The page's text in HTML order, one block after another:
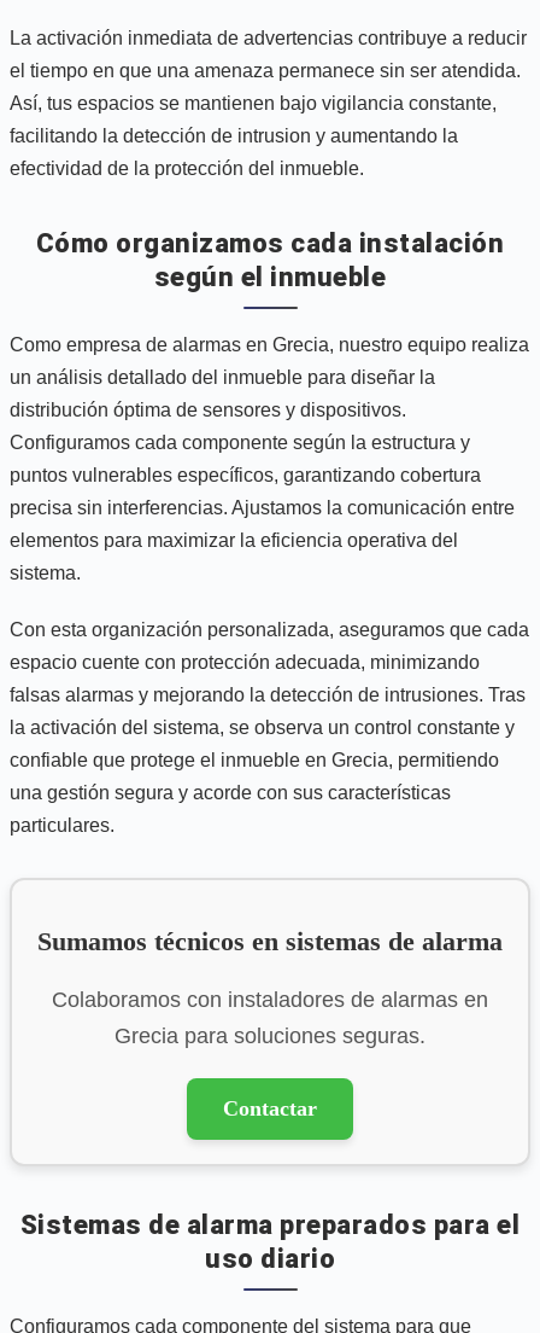
La activación inmediata de advertencias contribuye a reducir
el tiempo en que una amenaza permanece sin ser atendida.
Así, tus espacios se mantienen bajo vigilancia constante,
facilitando la detección de intrusion y aumentando la
efectividad de la protección del inmueble.
Cómo organizamos cada instalación
según el inmueble
Como empresa de alarmas en Grecia, nuestro equipo realiza
un análisis detallado del inmueble para diseñar la
distribución óptima de sensores y dispositivos.
Configuramos cada componente según la estructura y
puntos vulnerables específicos, garantizando cobertura
precisa sin interferencias. Ajustamos la comunicación entre
elementos para maximizar la eficiencia operativa del
sistema.
Con esta organización personalizada, aseguramos que cada
espacio cuente con protección adecuada, minimizando
falsas alarmas y mejorando la detección de intrusiones. Tras
la activación del sistema, se observa un control constante y
confiable que protege el inmueble en Grecia, permitiendo
una gestión segura y acorde con sus características
particulares.
Sumamos técnicos en sistemas de alarma
Colaboramos con instaladores de alarmas en
Grecia para soluciones seguras.
Contactar
Sistemas de alarma preparados para el
uso diario
Configuramos cada componente del sistema para que